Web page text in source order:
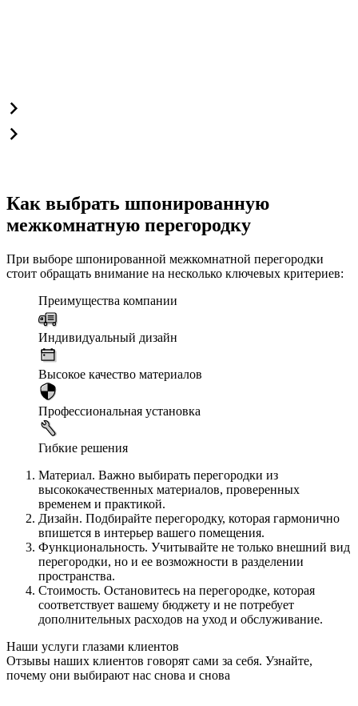
Как выбрать шпонированную
межкомнатную перегородку
При выборе шпонированной межкомнатной перегородки
стоит обращать внимание на несколько ключевых критериев:
Преимущества компании
Индивидуальный дизайн
Высокое качество материалов
Профессиональная установка
Гибкие решения
Материал. Важно выбирать перегородки из
высококачественных материалов, проверенных
временем и практикой.
Дизайн. Подбирайте перегородку, которая гармонично
впишется в интерьер вашего помещения.
Функциональность. Учитывайте не только внешний вид
перегородки, но и ее возможности в разделении
пространства.
Стоимость. Остановитесь на перегородке, которая
соответствует вашему бюджету и не потребует
дополнительных расходов на уход и обслуживание.
Наши услуги глазами клиентов
Отзывы наших клиентов говорят сами за себя. Узнайте,
почему они выбирают нас снова и снова